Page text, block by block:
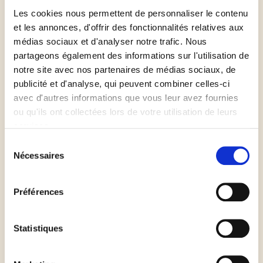
Les cookies nous permettent de personnaliser le contenu
et les annonces, d'offrir des fonctionnalités relatives aux
médias sociaux et d'analyser notre trafic. Nous
partageons également des informations sur l'utilisation de
notre site avec nos partenaires de médias sociaux, de
publicité et d'analyse, qui peuvent combiner celles-ci
avec d'autres informations que vous leur avez fournies
ou qu'ils ont collectées lors de votre utilisation de leurs
Nécessaires
Préférences
Statistiques
Préchauffer le four à 180 ° C.
Disposer les carrés de pâte sur une plaque de
cuisson.
fruits rouges et 1 cuillère à soupe de sucre par carré.
Rabattre les angles des carrés au centre.